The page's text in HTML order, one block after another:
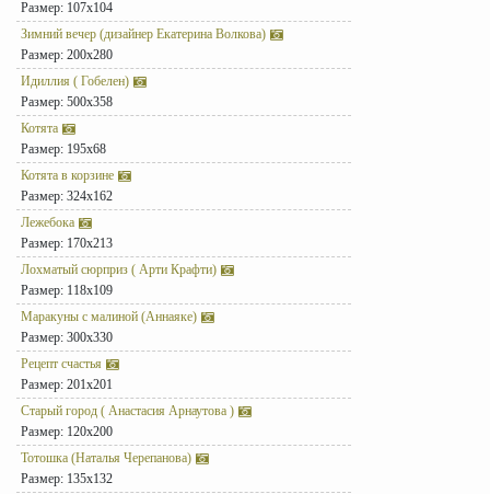
Размер: 107x104
Зимний вечер (дизайнер Екатерина Волкова)
Размер: 200x280
Идиллия ( Гобелен)
Размер: 500x358
Котята
Размер: 195x68
Котята в корзине
Размер: 324x162
Лежебока
Размер: 170x213
Лохматый сюрприз ( Арти Крафти)
Размер: 118x109
Маракуны с малиной (Аннаяке)
Размер: 300x330
Рецепт счастья
Размер: 201x201
Старый город ( Анастасия Арнаутова )
Размер: 120x200
Тотошка (Наталья Черепанова)
Размер: 135x132